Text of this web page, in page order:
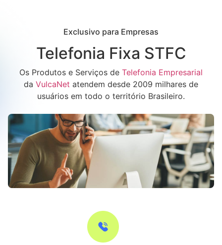
Exclusivo para Empresas
Telefonia Fixa STFC
Os Produtos e Serviços de Telefonia Empresarial
da VulcaNet atendem desde 2009 milhares de
usuários em todo o território Brasileiro.